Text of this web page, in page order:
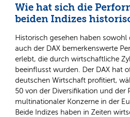
Wie hat sich die
beiden Indizes
Historisch gesehen haben sowohl
auch der DAX bemerkenswerte
erlebt, die durch wirtschaftliche
beeinflusst wurden. Der DAX hat
deutschen Wirtschaft profitiert,
50 von der Diversifikation und der
multinationaler Konzerne in der
Beide Indizes haben in Zeiten